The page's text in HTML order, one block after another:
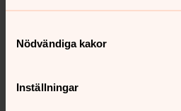
Nödvändiga kakor
Inställningar
St Apollonia